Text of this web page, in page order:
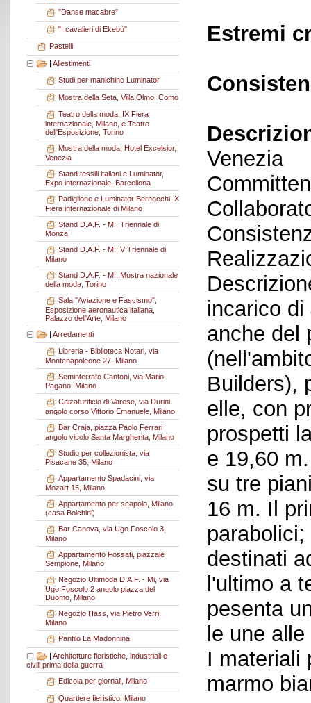
"Danse macabre"
"I cavalieri di Ekebù"
Pastelli
| Allestimenti
Studi per manichino Luminator
Mostra della Seta, Villa Olmo, Como
Teatro della moda, IX Fiera
internazionale, Milano, e Teatro
dell'Esposizione, Torino
Mostra della moda, Hotel Excelsior,
Venezia
Stand tessili italiani e Luminator,
Expo internazionale, Barcellona
Padiglione e Luminator Bernocchi, X
Fiera internazionale di Milano
Stand D.A.F. - MI, Triennale di
Monza
Stand D.A.F. - MI, V Triennale di
Milano
Stand D.A.F. - MI, Mostra nazionale
della moda, Torino
Sala "Aviazione e Fascismo",
Esposizione aeronautica italiana,
Palazzo dell'Arte, Milano
| Arredamenti
Libreria - Biblioteca Notari, via
Montenapoleone 27, Milano
Seminterrato Cantoni, via Mario
Pagano, Milano
Calzaturificio di Varese, via Durini
angolo corso Vittorio Emanuele, Milano
Bar Craja, piazza Paolo Ferrari
angolo vicolo Santa Margherita, Milano
Studio per collezionista, via
Pisacane 35, Milano
Appartamento Spadacini, via
Mozart 15, Milano
Appartamento per scapolo, Milano
(casa Bolchini)
Bar Canova, via Ugo Foscolo 3,
Milano
Appartamento Fossati, piazzale
Sempione, Milano
Negozio Ultimoda D.A.F. - Mi, via
Ugo Foscolo 2 angolo piazza del
Duomo, Milano
Negozio Hass, via Pietro Verri,
Milano
Panfilo La Madonnina
| Architetture fieristiche, industriali e
civili prima della guerra
Edicola per giornali, Milano
Quartiere fieristico, Milano
Estremi
Venezia
incarico
anche del
Builders),
elle, con
prospetti
e 19,60
su tre
16 m. Il
destinati
l'ultimo a
pesenta
le une
I materiali
marmo